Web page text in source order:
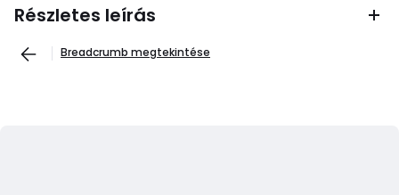
Részletes leírás
Breadcrumb megtekintése